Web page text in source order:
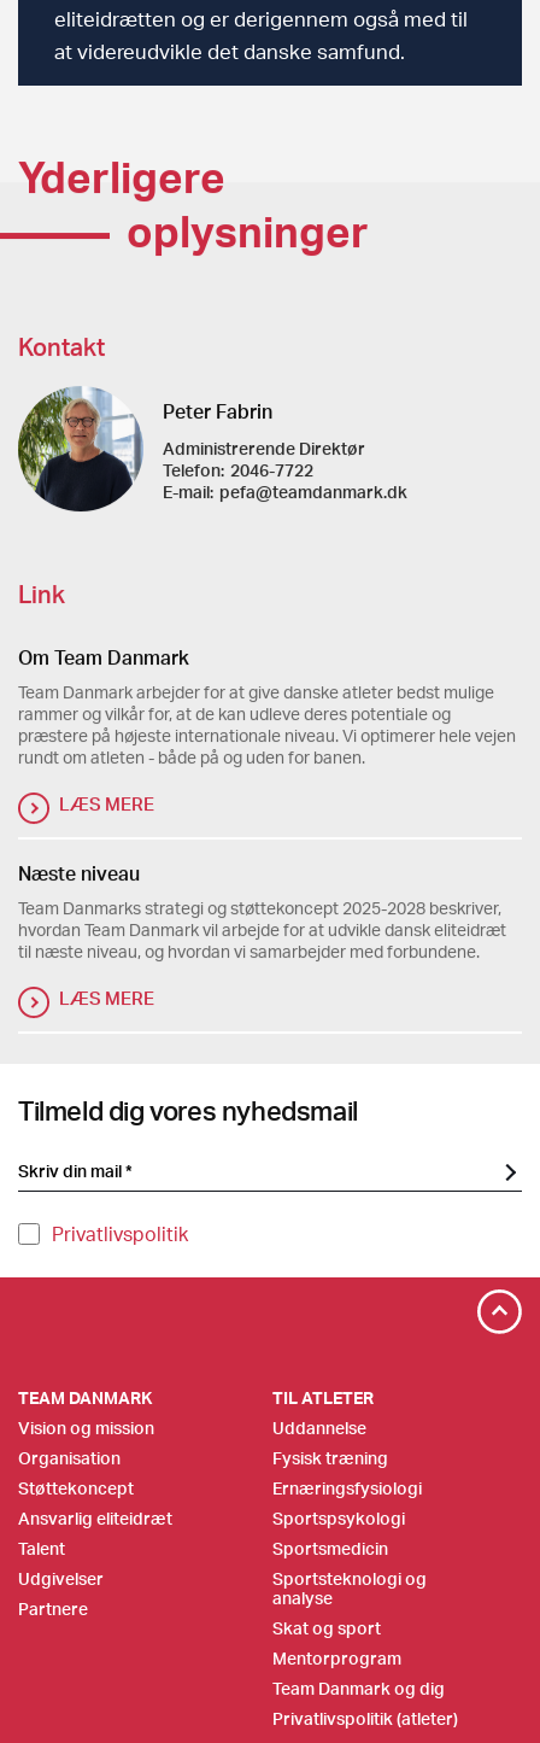
eliteidrætten og er derigennem også med til
at videreudvikle det danske samfund.
Yderligere
oplysninger
Kontakt
Peter Fabrin
Administrerende Direktør
Telefon: 2046-7722
E-mail: pefa@teamdanmark.dk
Link
Om Team Danmark
Team Danmark arbejder for at give danske atleter bedst mulige
rammer og vilkår for, at de kan udleve deres potentiale og
præstere på højeste internationale niveau. Vi optimerer hele vejen
rundt om atleten - både på og uden for banen.
LÆS MERE
Næste niveau
Team Danmarks strategi og støttekoncept 2025-2028 beskriver,
hvordan Team Danmark vil arbejde for at udvikle dansk eliteidræt
til næste niveau, og hvordan vi samarbejder med forbundene.
LÆS MERE
Tilmeld dig vores nyhedsmail
Privatlivspolitik
TEAM DANMARK
Vision og mission
Organisation
Støttekoncept
Ansvarlig eliteidræt
Talent
Udgivelser
Partnere
TIL ATLETER
Uddannelse
Fysisk træning
Ernæringsfysiologi
Sportspsykologi
Sportsmedicin
Sportsteknologi og
analyse
Skat og sport
Mentorprogram
Team Danmark og dig
Privatlivspolitik (atleter)